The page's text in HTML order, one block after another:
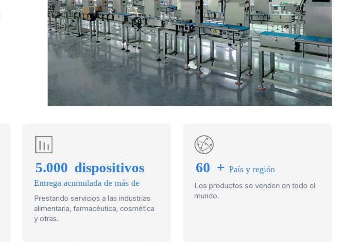
5.000 dispositivos
Entrega acumulada de más de
Prestando servicios a las industrias
alimentaria, farmacéutica, cosmética
y otras.
60 + País y región
Los productos se venden en todo el
mundo.